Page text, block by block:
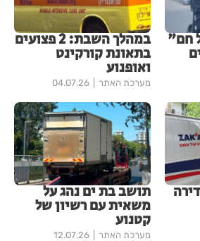
חם" במהלך השבת: 2 פצועים
בתאונת קורקינט
ואופנוע
מערכת האתר 04.07.26
תושב בת ים נהג על
משאית עם רשיון של
קטנוע
מערכת האתר 12.07.26